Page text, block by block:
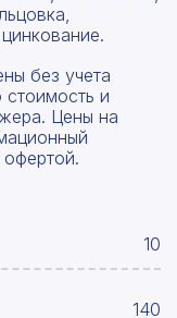
без учета
и
Цены на
офертой.
10
140